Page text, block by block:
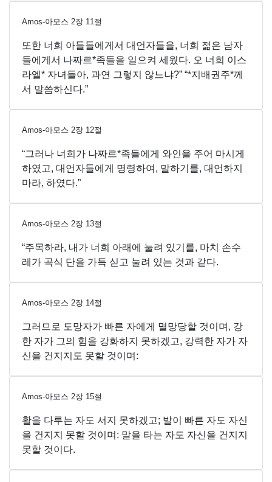
Amos-아모스 2장 11절
또한 너희 아들들에게서 대언자들을, 너희 젊은 남자
들에게서 나짜르*족들을 일으켜 세웠다. 오 너희 이스
라엘* 자녀들아, 과연 그렇지 않느냐?” “*지배권주*께
서 말씀하신다.”
Amos-아모스 2장 12절
“그러나 너희가 나짜르*족들에게 와인을 주어 마시게
하였고, 대언자들에게 명령하여, 말하기를, 대언하지
마라, 하였다.”
Amos-아모스 2장 13절
“주목하라, 내가 너희 아래에 눌려 있기를, 마치 손수
레가 곡식 단을 가득 싣고 눌려 있는 것과 같다.
Amos-아모스 2장 14절
그러므로 도망자가 빠른 자에게 멸망당할 것이며, 강
한 자가 그의 힘을 강화하지 못하겠고, 강력한 자가 자
신을 건지지도 못할 것이며:
Amos-아모스 2장 15절
활을 다루는 자도 서지 못하겠고; 발이 빠른 자도 자신
을 건지지 못할 것이며: 말을 타는 자도 자신을 건지지
못할 것이다.